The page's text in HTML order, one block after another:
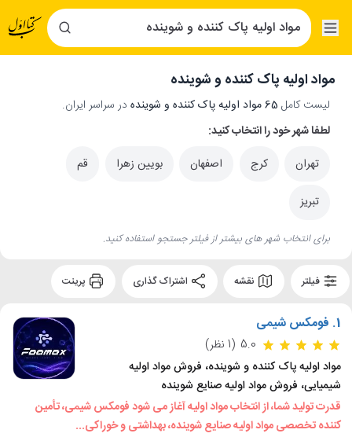
مواد اولیه پاک کننده و شوینده
لیست کامل 65 مواد اولیه پاک کننده و شوینده
در سراسر ایران.
لطفا شهر خود را انتخاب کنید:
تهران
کرج اصفهان بویین زهرا قم
تبریز
برای انتخاب شهر های بیشتر از فیلتر جستجو استفاده کنید.
فیلتر نقشه
1. فومکس شیمی
5.0 (1 نظر)
مواد اولیه پاک کننده و شوینده، فروش مواد اولیه
شیمیایی، فروش مواد اولیه صنایع شوینده
قدرت تولید شما، از انتخاب مواد اولیه آغاز می شود فومکس شیمی، تأمین
کننده تخصصی مواد اولیه صنایع شوینده، بهداشتی و خوراکی...